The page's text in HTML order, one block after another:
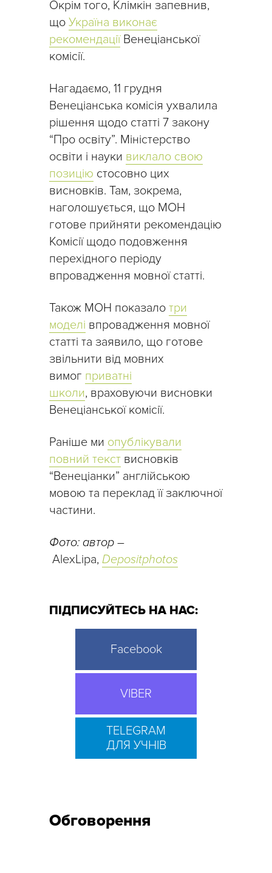
Окрім того, Клімкін запевнив,
що Україна виконає
рекомендаціїВенеціанської
комісії.
Нагадаємо, 11 грудня
Венеціанська комісія ухвалила
рішення щодо статті 7 закону
“Про освіту”. Міністерство
освіти і науки виклало свою
позицію стосовно цих
висновків. Там, зокрема,
наголошується, що МОН
готове прийняти рекомендацію
Комісії щодо подовження
перехідного періоду
впровадження мовної статті.
Також МОН показало три
моделі впровадження мовної
статті та заявило, що готове
звільнити від мовних
вимог приватні
школи, враховуючи висновки
Венеціанської комісії.
Раніше ми опублікували
повний текст висновків
“Венеціанки” англійською
мовою та переклад її заключної
частини.
Фото: автор –
AlexLipa, Depositphotos
ПІДПИСУЙТЕСЬ НА НАС:
Facebook
VIBER
TELEGRAM
ДЛЯ УЧНІВ
Обговорення